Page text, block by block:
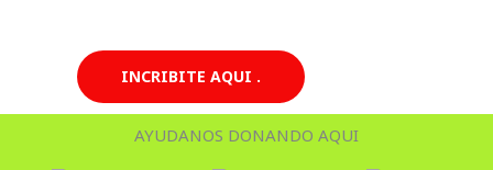
INCRIBITE AQUI .
AYUDANOS DONANDO AQUI